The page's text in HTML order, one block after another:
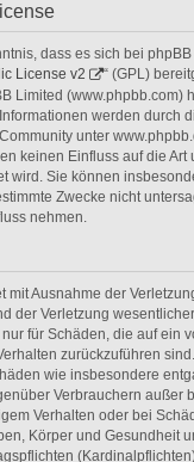
dass es sich bei
License v2
“ (GPL)
Limited (www.phpbb.com)
werden durch
unter
keinen Einfluss auf die Art
wird. Sie können
Zwecke nicht
nehmen.
mit Ausnahme der
der Verletzung
für Schäden, die auf ein
zurückzuführen
wie insbesondere
Verbrauchern außer
Verhalten oder bei
Körper und Gesundheit